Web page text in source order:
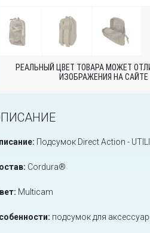
РЕАЛЬНЫЙ ЦВЕТ ТОВАРА МОЖЕТ
ИЗОБРАЖЕНИЯ НА САЙТЕ
Подсумок Direct Action -
Cordura®
Multicam
подсумок для